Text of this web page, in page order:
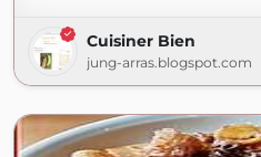
Cuisiner Bien
jung-arras.blogspot.com